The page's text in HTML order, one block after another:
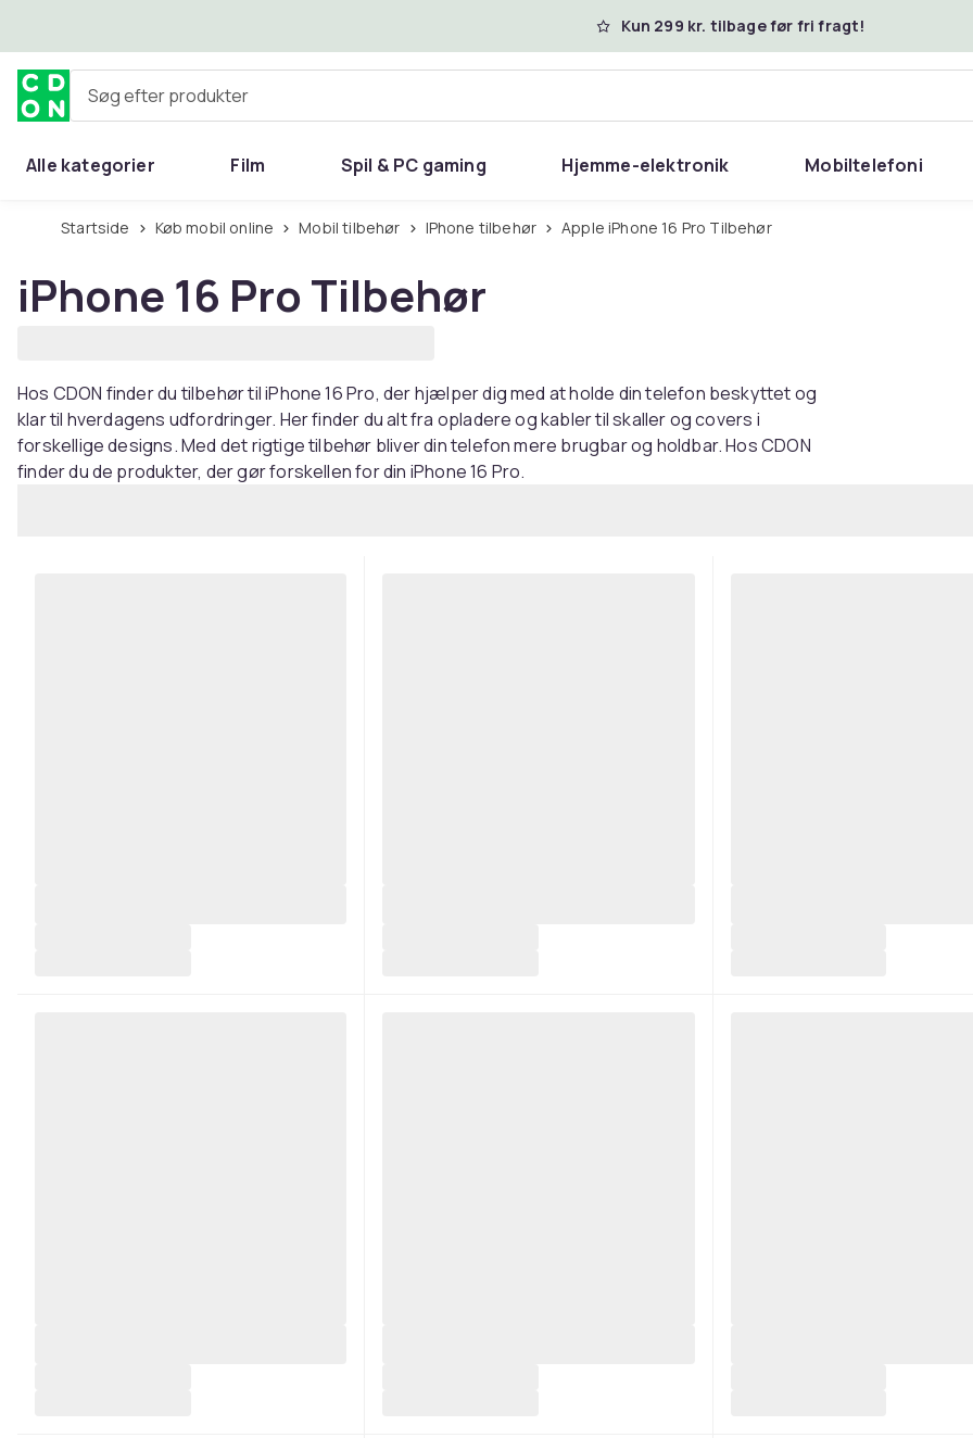
Kun 299 kr. tilbage før fri fragt!
Søg efter produkter
Alle kategorier Film Spil & PC gaming Hjemme-elektronik Mobiltelefoni
Hjem & have
Startside Køb mobil online Mobil tilbehør iPhone tilbehør Apple iPhone 16 Pro Tilbehør
iPhone 16 Pro Tilbehør
Hos CDON finder du tilbehør til iPhone 16 Pro, der hjælper dig med at holde din telefon beskyttet og
klar til hverdagens udfordringer. Her finder du alt fra opladere og kabler til skaller og covers i
forskellige designs. Med det rigtige tilbehør bliver din telefon mere brugbar og holdbar. Hos CDON
finder du de produkter, der gør forskellen for din iPhone 16 Pro.